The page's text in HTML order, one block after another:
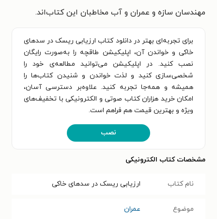
مهندسان سازه و عمران و آب مخاطبان این کتاب‌اند.
برای تجربه‌ای بهتر در دانلود کتاب ارزیابی ریسک در سدهای
خاکی و خواندن آن، اپلیکیشن طاقچه را به‌صورت رایگان
نصب کنید. در اپلیکیشن می‌توانید مطالعه‌ی خود را
شخصی‌سازی کنید و لذت خواندن و شنیدن کتاب‌ها را
همیشه و همه‌جا تجربه کنید. علاوه‌بر دسترسی آسان،
امکان خرید هزاران کتاب صوتی و الکترونیکی با تخفیف‌های
ویژه و بهترین قیمت هم فراهم است.
نصب
مشخصات کتاب الکترونیکی
نام کتاب ارزیابی ریسک در سدهای خاکی
موضوع عمران